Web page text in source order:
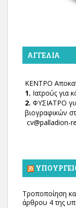
ΑΓΓΕΛΊΑ
ΚΕΝΤΡΟ
1. Ιατρούς για
2. ΦΥΣΙΑΤΡΟ
βιογραφικών
cv@palladion-
Τροποποίηση
άρθρου 4 της